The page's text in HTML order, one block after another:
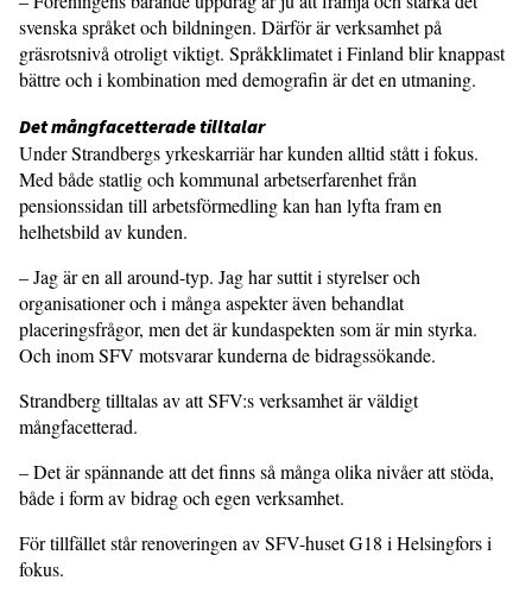
svenska språket och bildningen. Därför är verksamhet på
gräsrotsnivå otroligt viktigt. Språkklimatet i Finland blir knappast
bättre och i kombination med demografin är det en utmaning.
Det mångfacetterade tilltalar
Under Strandbergs yrkeskarriär har kunden alltid stått i fokus.
Med både statlig och kommunal arbetserfarenhet från
pensionssidan till arbetsförmedling kan han lyfta fram en
helhetsbild av kunden.
– Jag är en all around-typ. Jag har suttit i styrelser och
organisationer och i många aspekter även behandlat
placeringsfrågor, men det är kundaspekten som är min styrka.
Och inom SFV motsvarar kunderna de bidragssökande.
Strandberg tilltalas av att SFV:s verksamhet är väldigt
mångfacetterad.
– Det är spännande att det finns så många olika nivåer att stöda,
både i form av bidrag och egen verksamhet.
För tillfället står renoveringen av SFV-huset G18 i Helsingfors i
fokus.